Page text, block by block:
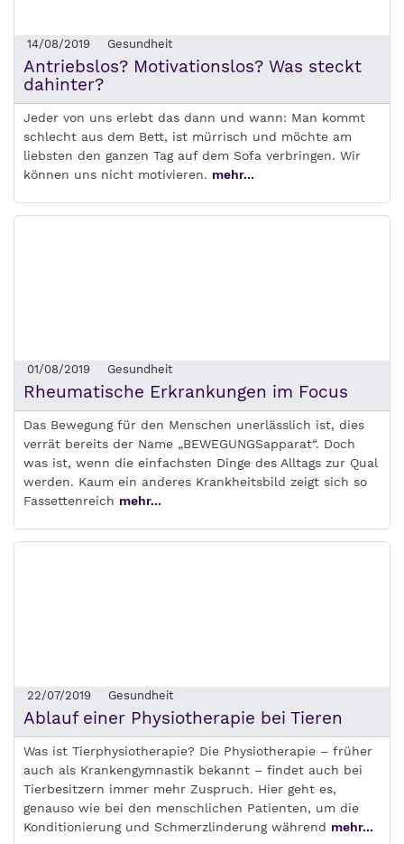
14/08/2019 Gesundheit
Antriebslos? Motivationslos? Was steckt
dahinter?
Jeder von uns erlebt das dann und wann: Man kommt
schlecht aus dem Bett, ist mürrisch und möchte am
liebsten den ganzen Tag auf dem Sofa verbringen. Wir
können uns nicht motivieren. mehr...
01/08/2019 Gesundheit
Rheumatische Erkrankungen im Focus
Das Bewegung für den Menschen unerlässlich ist, dies
verrät bereits der Name „BEWEGUNGSapparat“. Doch
was ist, wenn die einfachsten Dinge des Alltags zur Qual
werden. Kaum ein anderes Krankheitsbild zeigt sich so
Fassettenreich mehr...
22/07/2019 Gesundheit
Ablauf einer Physiotherapie bei Tieren
Was ist Tierphysiotherapie? Die Physiotherapie – früher
auch als Krankengymnastik bekannt – findet auch bei
Tierbesitzern immer mehr Zuspruch. Hier geht es,
genauso wie bei den menschlichen Patienten, um die
Konditionierung und Schmerzlinderung während mehr...